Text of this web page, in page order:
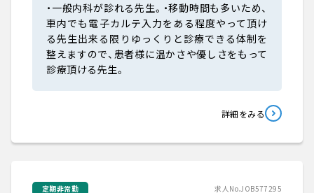
・一般内科が診れる先生。・移動時間も多いため、
車内でも電子カルテ入力をある程度やって頂け
る先生出来る限りゆっくりと診療できる体制を
整えますので、患者様に温かさや優しさをもって
診療頂ける先生。
詳細をみる
定期非常勤 求人No.JOB577295